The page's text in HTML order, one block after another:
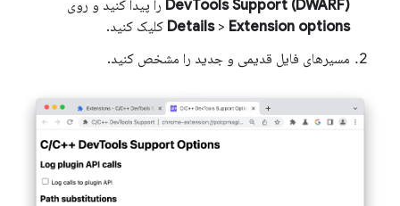
DevTools Support (DWARF) را پیدا کنید و روی
Details> Extension options
کلیک کنید.
مسیرهای فایل قدیمی و جدید را مشخص کنید.